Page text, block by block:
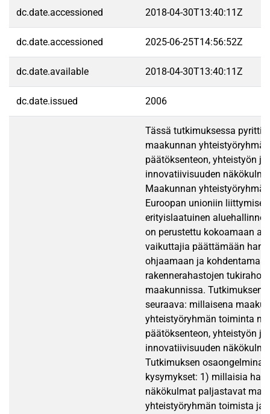
dc.date.accessioned 2018-04-30T13:40:11Z
dc.date.accessioned 2025-06-25T14:56:52Z
dc.date.available 2018-04-30T13:40:11Z
dc.date.issued 2006
Tässä tutkimuksessa
maakunnan
päätöksenteon, yhteistyön ja
innovatiivisuuden
Maakunnan yhteistyöryhmä
Euroopan unioniin
erityislaatuinen
on perustettu kokoamaan
vaikuttajia päättämään
ohjaamaan ja
rakennerahastojen
maakunnissa. Tutkimuksen
seuraava: millaisena
yhteistyöryhmän toiminta
päätöksenteon, yhteistyön ja
innovatiivisuuden
Tutkimuksen osaongelmina
kysymykset: 1) millaisia
näkökulmat paljastavat
yhteistyöryhmän toimista ja